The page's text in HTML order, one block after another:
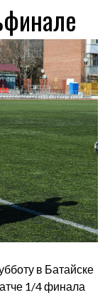
в Батайске
1/4 финала